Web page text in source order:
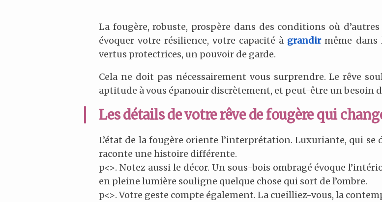
La fougère, robuste, prospère dans des conditions où
évoquer votre résilience, votre capacité à grandirmême dans
vertus protectrices, un pouvoir de garde.
Cela ne doit pas nécessairement vous surprendre. Le rêve
aptitude à vous épanouir discrètement, et peut-être un besoin
Les détails de votre rêve de fougère qui
L’état de la fougère oriente l’interprétation. Luxuriante, qui se
raconte une histoire différente.
p<>. Notez aussi le décor. Un sous-bois ombragé évoque
en pleine lumière souligne quelque chose qui sort de l’ombre.
p<>. Votre geste compte également. La cueilliez-vous, la